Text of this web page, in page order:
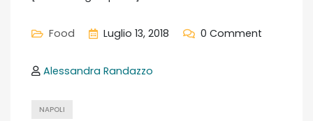
Food Luglio 13, 2018 0 Comment
Alessandra Randazzo
NAPOLI